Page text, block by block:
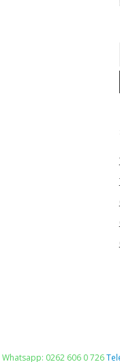
Whatsapp: 0262 606 0 726